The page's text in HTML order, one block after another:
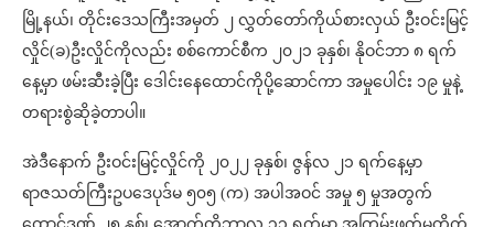
မြို့နယ်၊ တိုင်းဒေသကြီးအမှတ် ၂ လွှတ်တော်ကိုယ်စားလှယ် ဦးဝင်းမြင့်
လှိုင်(ခ)ဦးလှိုင်ကိုလည်း စစ်ကောင်စီက ၂၀၂၁ ခုနှစ်၊ နိုဝင်ဘာ ၈ ရက်
နေ့မှာ ဖမ်းဆီးခဲ့ပြီး ဒေါင်းနေထောင်ကိုပို့ဆောင်ကာ အမှုပေါင်း ၁၉ မှုနဲ့
တရားစွဲဆိုခဲ့တာပါ။
အဲဒီနောက် ဦးဝင်းမြင့်လှိုင်ကို ၂၀၂၂ ခုနှစ်၊ ဇွန်လ ၂၁ ရက်နေ့မှာ
ရာဇသတ်ကြီးဥပဒေပုဒ်မ ၅၀၅ (က) အပါအဝင် အမှု ၅ မှုအတွက်